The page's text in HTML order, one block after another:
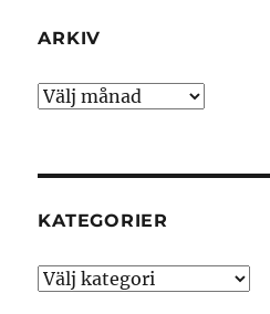
ARKIV
Arkiv
KATEGORIER
Kategorier